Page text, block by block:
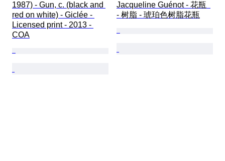
1987) - Gun, c. (black and
red on white) - Giclée -
Licensed print - 2013 -
COA
Jacqueline Guénot - 花瓶
- 树脂 - 琥珀色树脂花瓶